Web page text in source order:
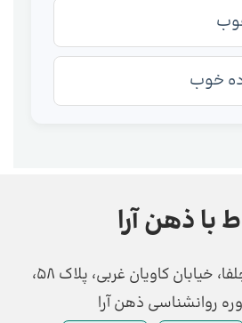
خوب
با ذهن آرا
سیدخندان، خیابان جلفا، خیابان کاویان غربی، پلاک 58،
روانشناسی ذهن آرا